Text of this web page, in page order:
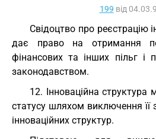
199 від
Свідоцтво про реєстрацію
дає право на отримання
фінансових та інших пільг і
законодавством.
12. Інноваційна
статусу шляхом виключення її
інноваційних структур.